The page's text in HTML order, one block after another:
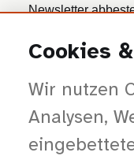
Newsletter
ANMELDEN
Wir nutzen Brevo als
deine Daten zur
Datenschutzerklärung von
Cookies
Wir nutzen
Analysen,